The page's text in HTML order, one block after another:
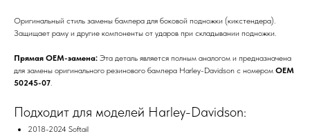
Оригинальный стиль замены бампера для боковой подножки (кикстендера).
Защищает раму и другие компоненты от ударов при складывании подножки.
Прямая OEM-замена: Эта деталь является полным аналогом и предназначена
для замены оригинального резинового бампера Harley-Davidson с номером OEM
50245-07.
Подходит для моделей Harley-Davidson:
2018-2024 Softail